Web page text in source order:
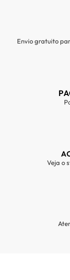
Envio gratuito
Veja o